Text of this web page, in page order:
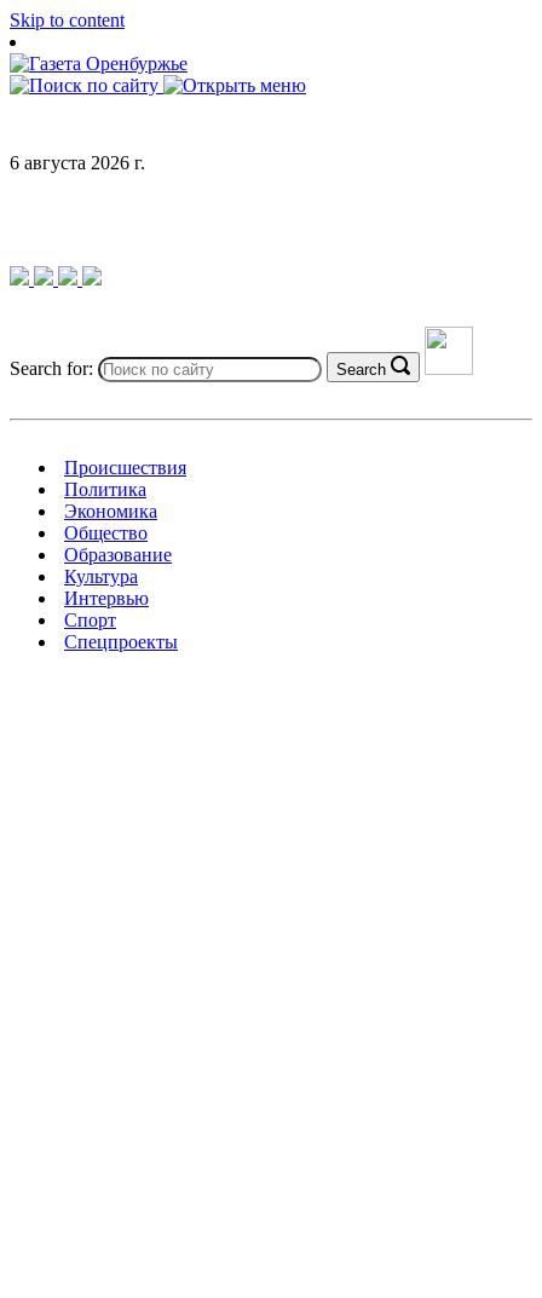
Skip to content
6 августа 2026 г.
Search for: Search
Происшествия
Политика
Экономика
Общество
Образование
Культура
Интервью
Спорт
Спецпроекты